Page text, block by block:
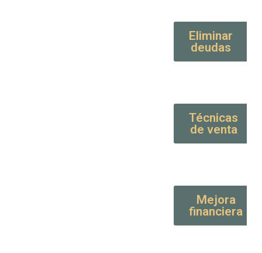
Eliminar
deudas
Técnicas
de venta
Mejora
financiera